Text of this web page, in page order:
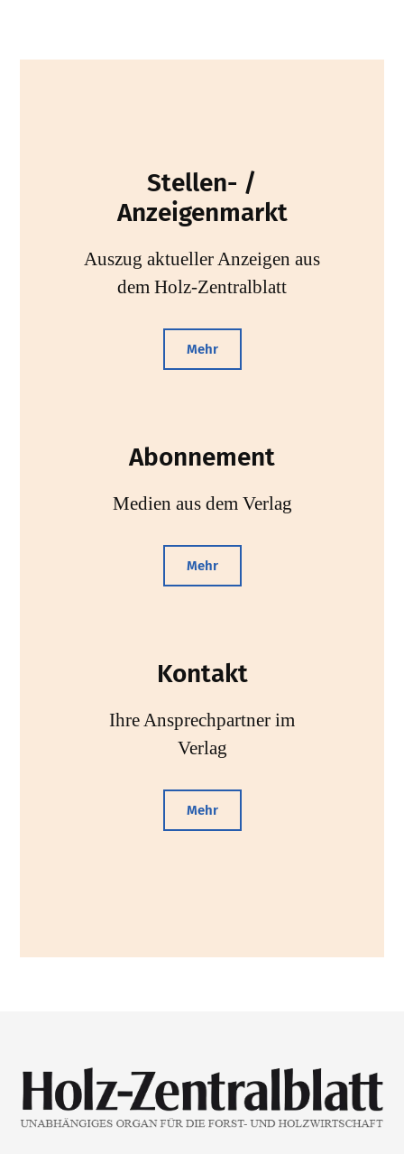
Stellen- /
Anzeigenmarkt
Auszug aktueller Anzeigen aus
dem Holz-Zentralblatt
Mehr
Abonnement
Medien aus dem Verlag
Mehr
Kontakt
Ihre Ansprechpartner im
Verlag
Mehr